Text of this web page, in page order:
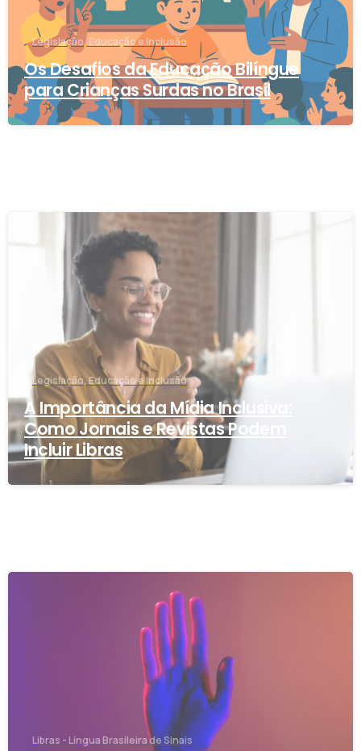
Legislação, Educação e Inclusão
Os Desafios da Educação Bilíngue
para Crianças Surdas no Brasil
Legislação, Educação e Inclusão
A Importância da Mídia Inclusiva:
Como Jornais e Revistas Podem
Incluir Libras
Libras - Língua Brasileira de Sinais